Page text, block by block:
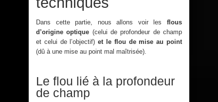
Dans cette partie, nous allons voir les flous
d’origine optique (celui de profondeur de champ
et celui de l’objectif)et le flou de mise au point
(dû à une mise au point mal maîtrisée).
Le flou lié à la profondeur
de champ